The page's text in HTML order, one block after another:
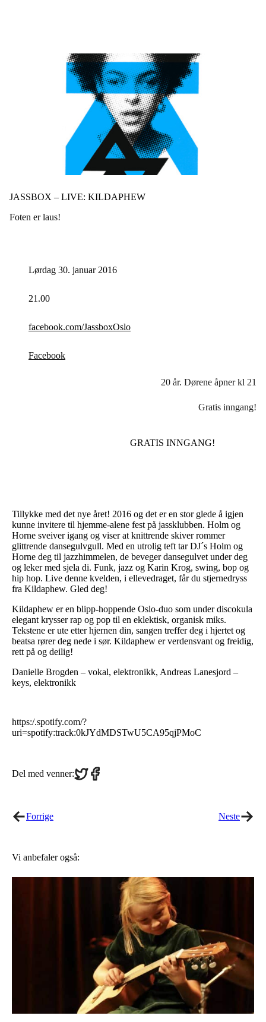
JASSBOX – LIVE: KILDAPHEW
Foten er laus!
Lørdag 30. januar 2016
21.00
facebook.com/JassboxOslo
Facebook
20 år. Dørene åpner kl 21
Gratis inngang!
GRATIS INNGANG!
Tillykke med det nye året! 2016 og det er en stor glede å igjen
kunne invitere til hjemme-alene fest på jassklubben. Holm og
Horne sveiver igang og viser at knittrende skiver rommer
glittrende dansegulvgull. Med en utrolig teft tar DJ´s Holm og
Horne deg til jazzhimmelen, de beveger dansegulvet under deg
og leker med sjela di. Funk, jazz og Karin Krog, swing, bop og
hip hop. Live denne kvelden, i ellevedraget, får du stjernedryss
fra Kildaphew. Gled deg!
Kildaphew er en blipp-hoppende Oslo-duo som under discokula
elegant krysser rap og pop til en eklektisk, organisk miks.
Tekstene er ute etter hjernen din, sangen treffer deg i hjertet og
beatsa rører deg nede i sør. Kildaphew er verdensvant og freidig,
rett på og deilig!
Danielle Brogden – vokal, elektronikk, Andreas Lanesjord –
keys, elektronikk
https:/.spotify.com/?
uri=spotify:track:0kJYdMDSTwU5CA95qjPMoC
Del med venner:Share
on
Share
on
Forrige Neste
Vi anbefaler også: